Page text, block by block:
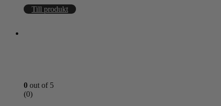
Till produkt
0 out of 5
(0)